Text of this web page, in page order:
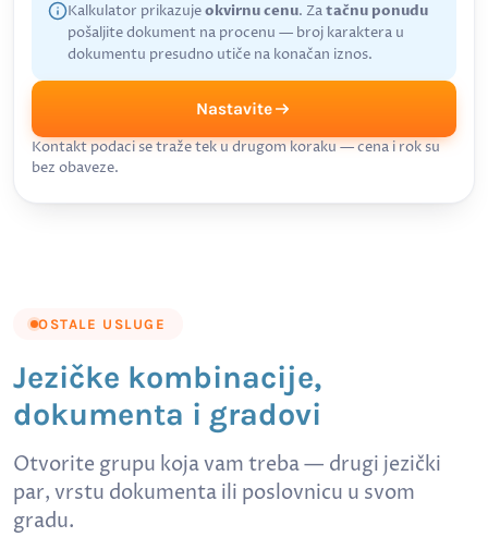
Kalkulator prikazujeokvirnu cenu. Zatačnu ponudu
pošaljite dokument na procenu — broj karaktera u
dokumentu presudno utiče na konačan iznos.
Nastavite
Kontakt podaci se traže tek u drugom koraku — cena i rok su
bez obaveze.
OSTALE USLUGE
Jezičke kombinacije,
dokumenta i gradovi
Otvorite grupu koja vam treba — drugi jezički
par, vrstu dokumenta ili poslovnicu u svom
gradu.